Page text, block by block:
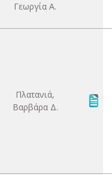
Γεωργία Α.
Πλατανιά,
Βαρβάρα Δ.